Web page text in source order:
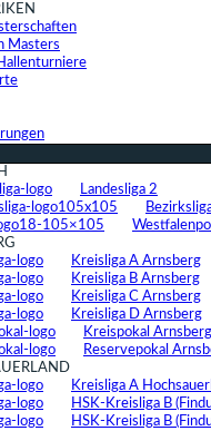
Masters
Landesliga 2
Kreisliga A Arnsberg
Kreisliga B Arnsberg
Kreisliga C Arnsberg
Kreisliga D Arnsberg
Kreispokal Arnsberg
Reservepokal
Kreisliga A
HSK-Kreisliga B
HSK-Kreisliga B